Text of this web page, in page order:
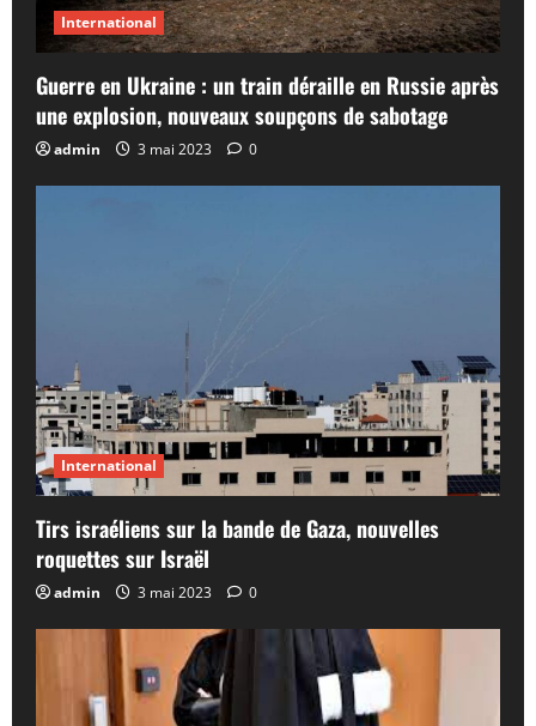
International
Guerre en Ukraine : un train déraille en Russie après
une explosion, nouveaux soupçons de sabotage
admin 3 mai 2023 0
International
Tirs israéliens sur la bande de Gaza, nouvelles
roquettes sur Israël
admin 3 mai 2023 0